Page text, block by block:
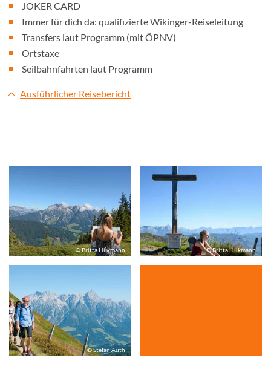
JOKER CARD
Immer für dich da: qualifizierte Wikinger-Reiseleitung
Transfers laut Programm (mit ÖPNV)
Ortstaxe
Seilbahnfahrten laut Programm
Ausführlicher Reisebericht
© Britta Hilkmann © Britta Hilkmann
© Stefan Auth